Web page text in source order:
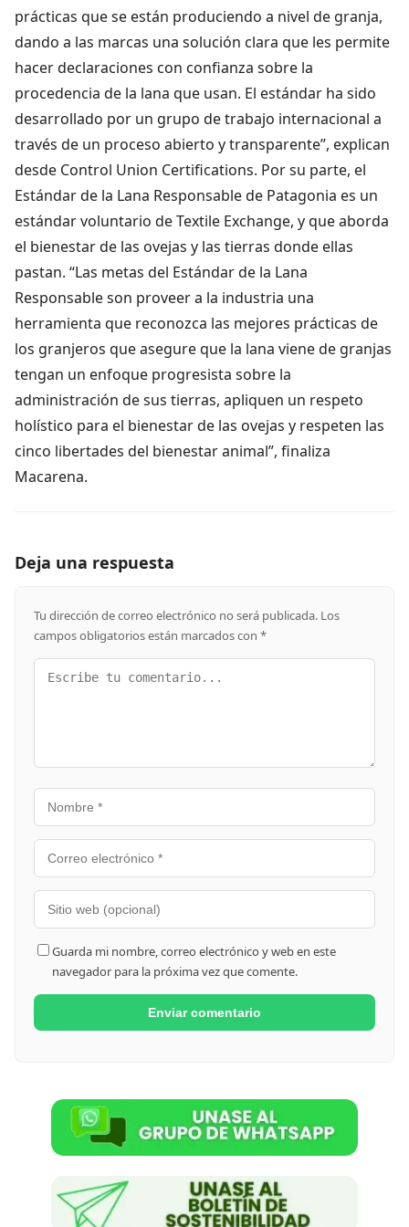
prácticas que se están produciendo a nivel de granja,
dando a las marcas una solución clara que les permite
hacer declaraciones con confianza sobre la
procedencia de la lana que usan. El estándar ha sido
desarrollado por un grupo de trabajo internacional a
través de un proceso abierto y transparente”, explican
desde Control Union Certifications. Por su parte, el
Estándar de la Lana Responsable de Patagonia es un
estándar voluntario de Textile Exchange, y que aborda
el bienestar de las ovejas y las tierras donde ellas
pastan. “Las metas del Estándar de la Lana
Responsable son proveer a la industria una
herramienta que reconozca las mejores prácticas de
los granjeros que asegure que la lana viene de granjas
tengan un enfoque progresista sobre la
administración de sus tierras, apliquen un respeto
holístico para el bienestar de las ovejas y respeten las
cinco libertades del bienestar animal”, finaliza
Macarena.
Deja una respuesta
Tu dirección de correo electrónico no será publicada. Los
campos obligatorios están marcados con *
Guarda mi nombre, correo electrónico y web en este
navegador para la próxima vez que comente.